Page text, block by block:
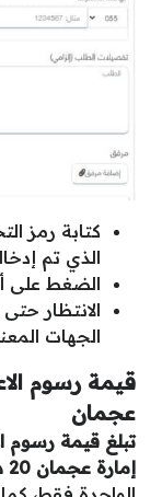
كتابة رمز
الذي تم
الضغط على
الانتظار
الجهات
قيمة رسوم
عجمان
تبلغ قيمة رسوم
إمارة عجمان 20 درهم إماراتي